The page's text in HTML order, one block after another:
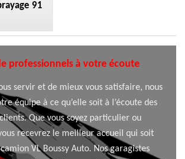
91
professionnels à votre écoute
servir et de mieux vous satisfaire, nous
équipe à ce qu’elle soit à l’écoute des
Que vous soyez particulier ou
recevrez le meilleur accueil qui soit
VL Boussy Auto. Nos garagistes